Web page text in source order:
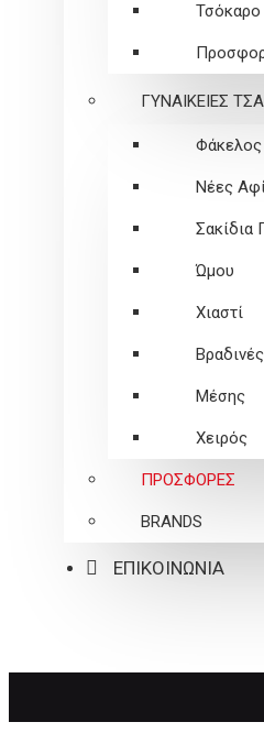
Τσόκαρο
ΓΥΝΑΙΚΕΙEΣ
Φάκελος
Νέες
Σακίδια
Ώμου
Χιαστί
Μέσης
Χειρός
ΠΡΟΣΦΟΡΕΣ
BRANDS
ΕΠΙΚΟΙΝΩΝΙΑ